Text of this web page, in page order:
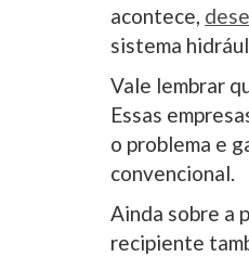
acontece,
sistema
Vale lembrar
Essas
o problema e
convencional.
Ainda sobre a
recipiente